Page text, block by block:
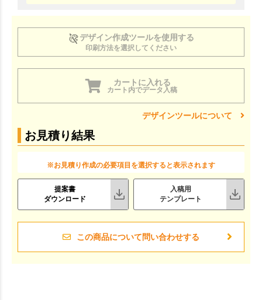
デザイン作成ツールを使用する
印刷方法を選択してください
カートに入れる
カート内でデータ入稿
デザインツールについて
お見積り結果
※お見積り作成の必要項目を選択すると表示されます
提案書
ダウンロード
入稿用
テンプレート
この商品について問い合わせする